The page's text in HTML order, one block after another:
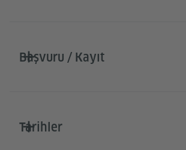
Başvuru / Kayıt
Tarihler